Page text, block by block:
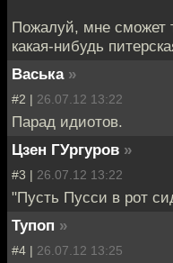
Пожалуй, мне сможет
какая-нибудь
Васька »
#2 | 26.07.12 13:22
Парад идиотов.
Цзен ГУргуров »
#3 | 26.07.12 13:22
"Пусть Пусси в рот
Тупоп »
#4 | 26.07.12 13:25